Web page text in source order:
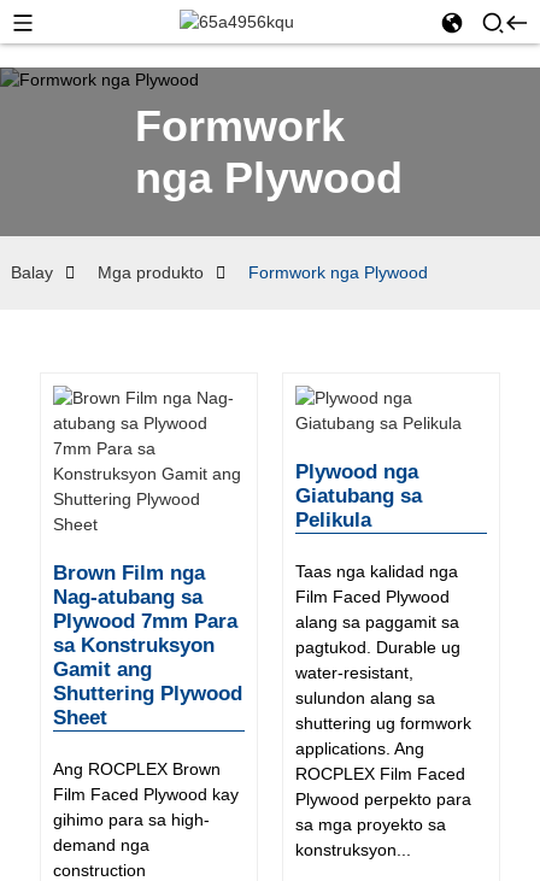
Formwork
nga Plywood
Balay Mga produkto Formwork nga Plywood
Brown Film nga
Nag-atubang sa
Plywood 7mm Para
sa Konstruksyon
Gamit ang
Shuttering Plywood
Sheet
Ang ROCPLEX Brown
Film Faced Plywood kay
gihimo para sa high-
demand nga
construction
Plywood nga
Giatubang sa
Pelikula
Taas nga kalidad nga
Film Faced Plywood
alang sa paggamit sa
pagtukod. Durable ug
water-resistant,
sulundon alang sa
shuttering ug formwork
applications. Ang
ROCPLEX Film Faced
Plywood perpekto para
sa mga proyekto sa
konstruksyon...